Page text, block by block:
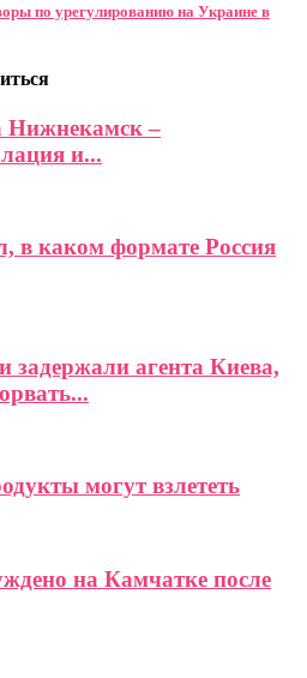
по урегулированию на Украине в
–
и...
в каком формате Россия
задержали агента Киева,
могут взлететь
на Камчатке после